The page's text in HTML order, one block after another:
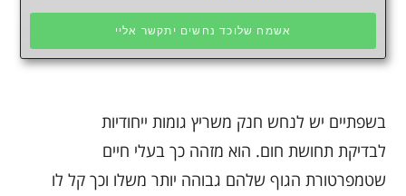
אשמח שלוכד נחשים יתקשר אליי
בשפתיים יש לנחש חנק משריץ גומות ייחודיות
לבדיקת תחושת חום. הוא מזהה כך בעלי חיים
שטמפרטורת הגוף שלהם גבוהה יותר משלו וכך קל לו